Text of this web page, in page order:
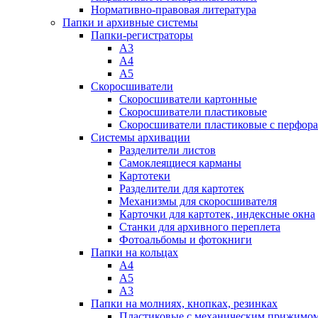
Нормативно-правовая литература
Папки и архивные системы
Папки-регистраторы
А3
А4
А5
Скоросшиватели
Скоросшиватели картонные
Скоросшиватели пластиковые
Скоросшиватели пластиковые с
Системы архивации
Разделители листов
Самоклеящиеся карманы
Картотеки
Разделители для картотек
Механизмы для скоросшивателя
Карточки для картотек, индексные окна
Станки для архивного переплета
Фотоальбомы и фотокниги
Папки на кольцах
А4
А5
А3
Папки на молниях, кнопках, резинках